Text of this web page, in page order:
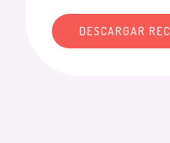
DESCARGAR